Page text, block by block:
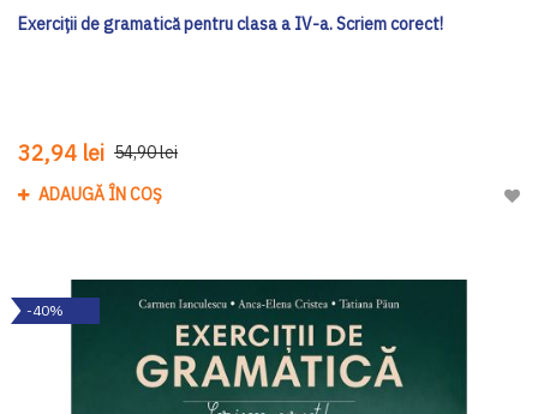
Exerciții de gramatică pentru clasa a IV-a. Scriem corect!
32,94 lei 54,90 lei
ADAUGĂ ÎN COȘ
-40%